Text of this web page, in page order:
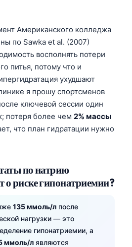
Американского колледжа
по Sawka et al. (2007)
восполнять потери
питья, потому что и
ухудшают
я прошу спортсменов
ключевой сессии один
потеря более чем 2% массы
что план гидратации нужно
по натрию
о риске гипонатриемии?
135 ммоль/л после
нагрузки — это
гипонатриемии, а
ммоль/л являются